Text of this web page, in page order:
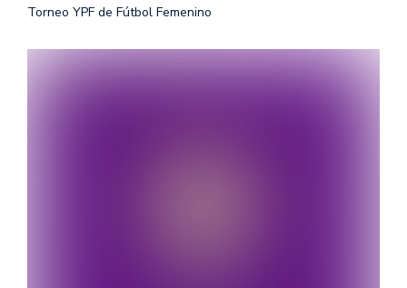
Torneo YPF de Fútbol Femenino